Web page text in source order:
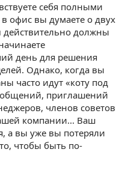
себя полными
офис вы думаете о двух
должны
день для решения
Однако, когда вы
часто идут «коту под
приглашений
членов советов
компании... Ваш
а вы уже вы потеряли
чтобы быть по-